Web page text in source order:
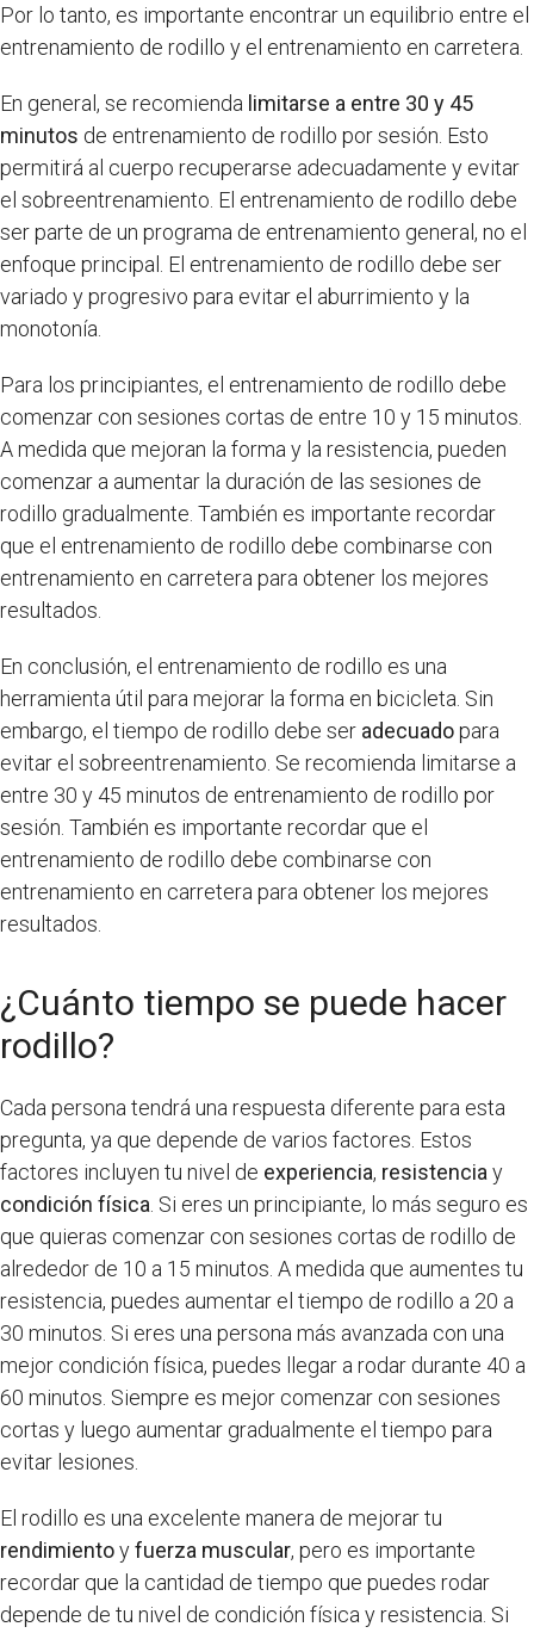
Por lo tanto, es importante encontrar un equilibrio entre el
entrenamiento de rodillo y el entrenamiento en carretera.
En general, se recomienda limitarse a entre 30 y 45
minutos de entrenamiento de rodillo por sesión. Esto
permitirá al cuerpo recuperarse adecuadamente y evitar
el sobreentrenamiento. El entrenamiento de rodillo debe
ser parte de un programa de entrenamiento general, no el
enfoque principal. El entrenamiento de rodillo debe ser
variado y progresivo para evitar el aburrimiento y la
monotonía.
Para los principiantes, el entrenamiento de rodillo debe
comenzar con sesiones cortas de entre 10 y 15 minutos.
A medida que mejoran la forma y la resistencia, pueden
comenzar a aumentar la duración de las sesiones de
rodillo gradualmente. También es importante recordar
que el entrenamiento de rodillo debe combinarse con
entrenamiento en carretera para obtener los mejores
resultados.
En conclusión, el entrenamiento de rodillo es una
herramienta útil para mejorar la forma en bicicleta. Sin
embargo, el tiempo de rodillo debe ser adecuadopara
evitar el sobreentrenamiento. Se recomienda limitarse a
entre 30 y 45 minutos de entrenamiento de rodillo por
sesión. También es importante recordar que el
entrenamiento de rodillo debe combinarse con
entrenamiento en carretera para obtener los mejores
resultados.
¿Cuánto tiempo se puede hacer
rodillo?
Cada persona tendrá una respuesta diferente para esta
pregunta, ya que depende de varios factores. Estos
factores incluyen tu nivel de experiencia, resistencia y
condición física . Si eres un principiante, lo más seguro es
que quieras comenzar con sesiones cortas de rodillo de
alrededor de 10 a 15 minutos. A medida que aumentes tu
resistencia, puedes aumentar el tiempo de rodillo a 20 a
30 minutos. Si eres una persona más avanzada con una
mejor condición física, puedes llegar a rodar durante 40 a
60 minutos. Siempre es mejor comenzar con sesiones
cortas y luego aumentar gradualmente el tiempo para
evitar lesiones.
El rodillo es una excelente manera de mejorar tu
rendimientoyfuerza muscular, pero es importante
recordar que la cantidad de tiempo que puedes rodar
depende de tu nivel de condición física y resistencia. Si